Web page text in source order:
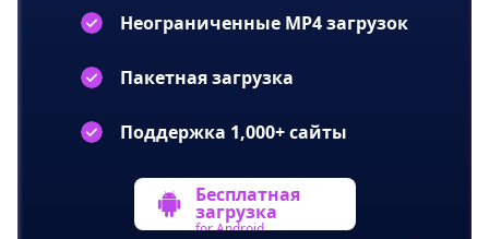
Неограниченные MP4 загрузок
Пакетная загрузка
Поддержка 1,000+ сайты
Бесплатная
загрузка
for Android